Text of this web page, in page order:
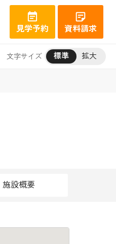
見学予約 資料請求
文字サイズ 標準 拡大
施設概要